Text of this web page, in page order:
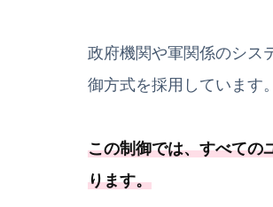
政府機関や軍関係のシス
御方式を採用しています。
この制御では、すべての
ります。